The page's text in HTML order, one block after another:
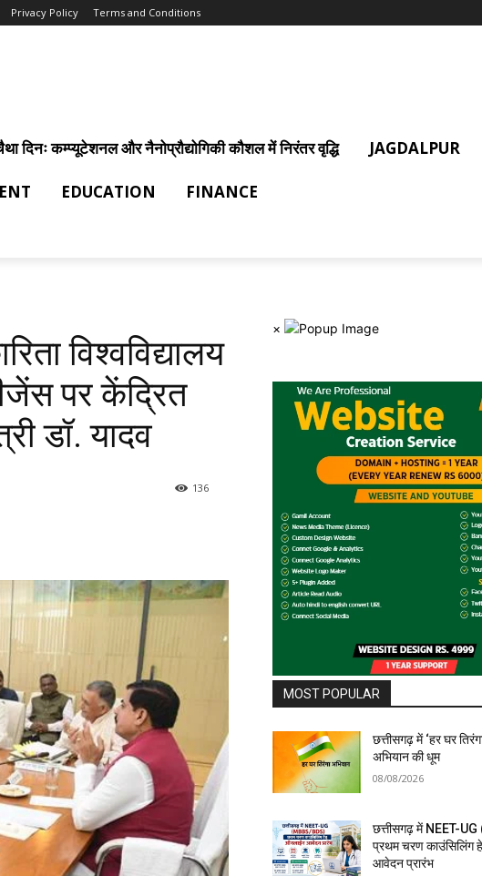
Privacy Policy Terms and Conditions
दिनः कम्प्यूटेशनल और नैनोप्रौद्योगिकी कौशल में निरंतर वृद्धि JAGDALPUR
EDUCATION FINANCE
विश्वविद्यालय
पर केंद्रित
डॉ. यादव
136
×
MOST POPULAR
छत्तीसगढ़ में ‘हर घर
अभियान की धूम
08/08/2026
छत्तीसगढ़ में NEET-
प्रथम चरण काउंसिलिंग
आवेदन प्रारंभ